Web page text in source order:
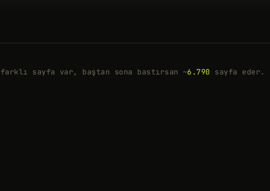
farklı sayfa var, baştan sona bastırsan ~6.790 sayfa eder.